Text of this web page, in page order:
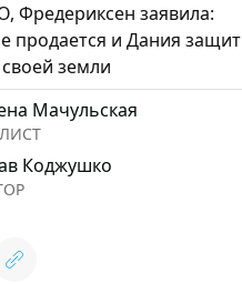
Фредериксен заявила:
продается и Дания
земли
Мачульская
Коджушко